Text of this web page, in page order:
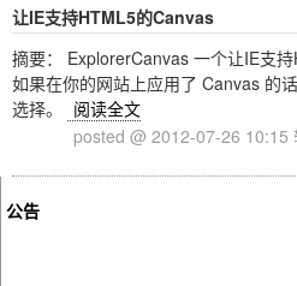
让IE支持HTML5的Canvas
摘要： ExplorerCanvas 一个让IE支
如果在你的网站上应用了 Canvas 的
选择。
阅读全文
posted @ 2012-07-26 10:15
公告